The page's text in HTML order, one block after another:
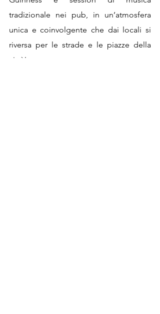
tradizionale nei pub, in un’atmosfera
unica e coinvolgente che dai locali si
riversa per le strade e le piazze della
città!